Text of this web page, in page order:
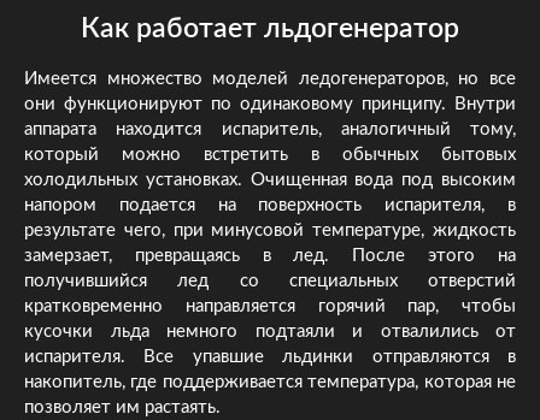
Как работает льдогенератор
Имеется множество моделей ледогенераторов, но все
они функционируют по одинаковому принципу. Внутри
аппарата находится испаритель, аналогичный тому,
который можно встретить в обычных бытовых
холодильных установках. Очищенная вода под высоким
напором подается на поверхность испарителя, в
результате чего, при минусовой температуре, жидкость
замерзает, превращаясь в лед. После этого на
получившийся лед со специальных отверстий
кратковременно направляется горячий пар, чтобы
кусочки льда немного подтаяли и отвалились от
испарителя. Все упавшие льдинки отправляются в
накопитель, где поддерживается температура, которая не
позволяет им растаять.